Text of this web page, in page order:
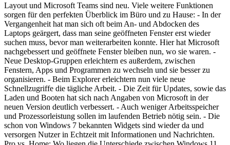
Layout und Microsoft Teams sind neu. Viele weitere Funktionen
sorgen für den perfekten Überblick im Büro und zu Hause: - In der
Vergangenheit hat man sich oft beim An- und Abdocken des
Laptops geärgert, dass man seine geöffneten Fenster erst wieder
suchen muss, bevor man weiterarbeiten konnte. Hier hat Microsoft
nachgebessert und geöffnete Fenster bleiben nun, wo sie waren. -
Neue Desktop-Gruppen erleichtern es außerdem, zwischen
Fenstern, Apps und Programmen zu wechseln und sie besser zu
organisieren. - Beim Explorer erleichtern nun viele neue
Schnellzugriffe die tägliche Arbeit. - Die Zeit für Updates, sowie das
Laden und Booten hat sich nach Angaben von Microsoft in der
neuen Version deutlich verbessert. - Auch weniger Arbeitsspeicher
und Prozessorleistung sollen im laufenden Betrieb nötig sein. - Die
schon von Windows 7 bekannten Widgets sind wieder da und
versorgen Nutzer in Echtzeit mit Informationen und Nachrichten.